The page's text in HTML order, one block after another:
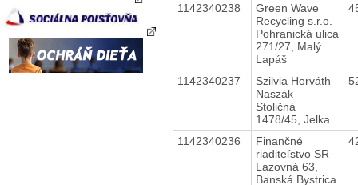
1142340238
Green Wave
Recycling s.r.o.
Pohranická ulica
271/27, Malý
Lapáš
1142340237
Szilvia Horváth
Naszák
Stoličná
1478/45, Jelka
1142340236
Finančné
riaditeľstvo SR
Lazovná 63,
Banská Bystrica